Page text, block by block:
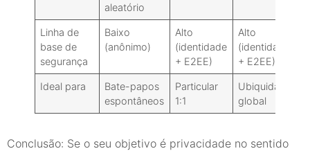
aleatório
Linha de
base de
segurança
Baixo
(anônimo)
Alto
(identidade
+ E2EE)
Alto
(identidade
+ E2EE)
Ideal para
Bate-papos
espontâneos
Particular
1:1
Ubiquidade
global
Conclusão: Se o seu objetivo é privacidade no sentido